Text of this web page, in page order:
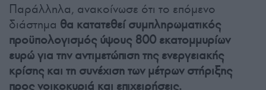
Παράλληλα, ανακοίνωσε ότι το επόμενο
διάστημα θα κατατεθεί συμπληρωματικός
προϋπολογισμός ύψους 800 εκατομμυρίων
ευρώγια την αντιμετώπιση της ενεργειακής
κρίσης και τη συνέχιση των μέτρων στήριξης
προς νοικοκυριά και επιχειρήσεις.